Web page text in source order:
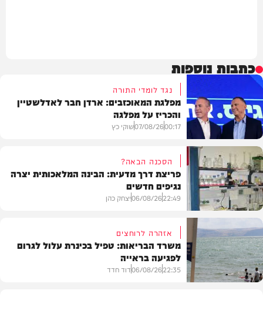
כתבות נוספות
פוליטי
נגד לומדי התורה
מפלגת המאוכזבים: ארדן חבר לאדלשטיין
והכריז על מפלגה
00:17
07/08/26שוקי כץ
בריאות
הסכנה הבאה?
פריצת דרך מדעית: הבינה המלאכותית יצרה
נגיפים חדשים
22:49
06/08/26יצחק כהן
אזהרה לרוחצים
משרד הבריאות: טפיל בכינרת עלול לגרום
לפגיעה בראייה
22:35
06/08/26דוד חדד